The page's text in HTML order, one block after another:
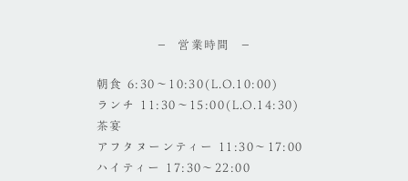
営業時間
朝食 6:30～10:30(L.O.10:00)
ランチ 11:30～15:00(L.O.14:30)
茶宴
アフタヌーンティー 11:30～17:00
ハイティー 17:30～22:00